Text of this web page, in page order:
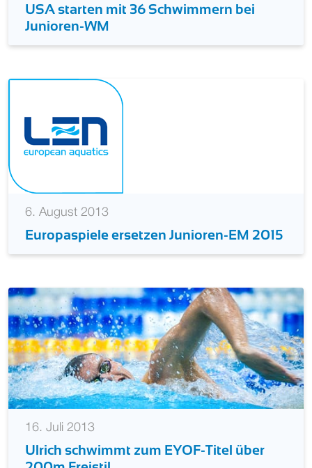
USA starten mit 36 Schwimmern bei
Junioren-WM
6. August 2013
Europaspiele ersetzen Junioren-EM 2015
16. Juli 2013
Ulrich schwimmt zum EYOF-Titel über